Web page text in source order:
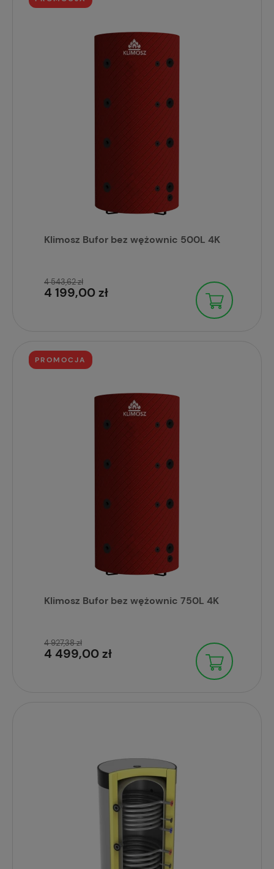
Klimosz Bufor bez wężownic 500L 4K
4 199,00 zł
4 543,62 zł
Klimosz Bufor bez wężownic 750L 4K
4 499,00 zł
4 927,38 zł
PROMOCJA